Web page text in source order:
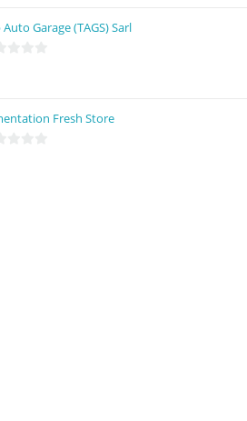
Garage (TAGS) Sarl
Fresh Store